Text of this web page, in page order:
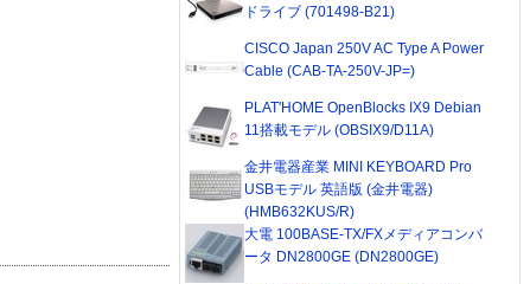
ドライブ (701498-B21)
CISCO Japan 250V AC Type A Power
Cable (CAB-TA-250V-JP=)
PLAT'HOME OpenBlocks IX9 Debian
11搭載モデル (OBSIX9/D11A)
金井電器産業 MINI KEYBOARD Pro
USBモデル 英語版 (金井電器)
(HMB632KUS/R)
大電 100BASE-TX/FXメディアコンバ
ータ DN2800GE (DN2800GE)